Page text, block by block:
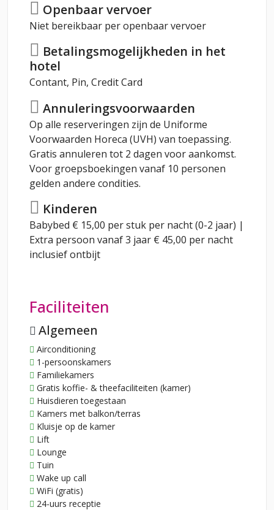
Openbaar vervoer
Niet bereikbaar per openbaar vervoer
Betalingsmogelijkheden in het
hotel
Contant, Pin, Credit Card
Annuleringsvoorwaarden
Op alle reserveringen zijn de Uniforme
Voorwaarden Horeca (UVH) van toepassing.
Gratis annuleren tot 2 dagen voor aankomst.
Voor groepsboekingen vanaf 10 personen
gelden andere condities.
Kinderen
Babybed € 15,00 per stuk per nacht (0-2 jaar) |
Extra persoon vanaf 3 jaar € 45,00 per nacht
inclusief ontbijt
Faciliteiten
Algemeen
Airconditioning
1-persoonskamers
Familiekamers
Gratis koffie- & theefaciliteiten (kamer)
Huisdieren toegestaan
Kamers met balkon/terras
Kluisje op de kamer
Lift
Lounge
Tuin
Wake up call
WiFi (gratis)
24-uurs receptie